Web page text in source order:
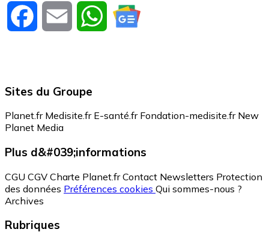
Facebook Email WhatsApp
Sites du Groupe
Planet.fr Medisite.fr E-santé.fr Fondation-medisite.fr New
Planet Media
Plus d&#039;informations
CGU CGV Charte Planet.fr Contact Newsletters Protection
des données Préférences cookies Qui sommes-nous ?
Archives
Rubriques